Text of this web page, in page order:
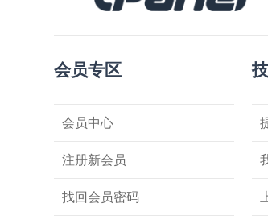
会员专区
会员中心
注册新会员
找回会员密码